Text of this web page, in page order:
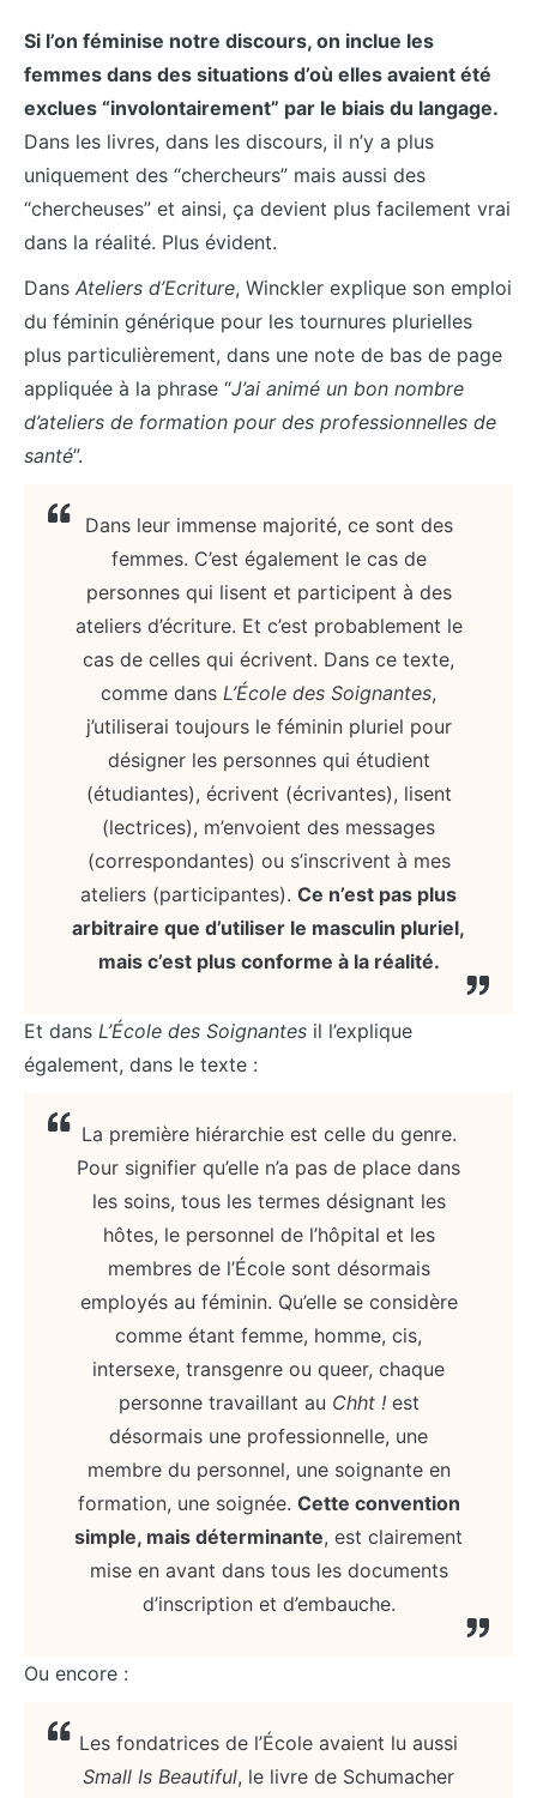
Si l’on féminise notre discours, on inclue les
femmes dans des situations d’où elles avaient été
exclues “involontairement” par le biais du langage.
Dans les livres, dans les discours, il n’y a plus
uniquement des “chercheurs” mais aussi des
“chercheuses” et ainsi, ça devient plus facilement vrai
dans la réalité. Plus évident.
Dans Ateliers d’Ecriture, Winckler explique son emploi
du féminin générique pour les tournures plurielles
plus particulièrement, dans une note de bas de page
appliquée à la phrase “J’ai animé un bon nombre
d’ateliers de formation pour des professionnelles de
santé”.
Dans leur immense majorité, ce sont des
femmes. C’est également le cas de
personnes qui lisent et participent à des
ateliers d’écriture. Et c’est probablement le
cas de celles qui écrivent. Dans ce texte,
comme dans L’École des Soignantes,
j’utiliserai toujours le féminin pluriel pour
désigner les personnes qui étudient
(étudiantes), écrivent (écrivantes), lisent
(lectrices), m’envoient des messages
(correspondantes) ou s’inscrivent à mes
ateliers (participantes). Ce n’est pas plus
arbitraire que d’utiliser le masculin pluriel,
mais c’est plus conforme à la réalité.
Et dans L’École des Soignantes il l’explique
également, dans le texte :
La première hiérarchie est celle du genre.
Pour signifier qu’elle n’a pas de place dans
les soins, tous les termes désignant les
hôtes, le personnel de l’hôpital et les
membres de l’École sont désormais
employés au féminin. Qu’elle se considère
comme étant femme, homme, cis,
intersexe, transgenre ou queer, chaque
personne travaillant au Chht !est
désormais une professionnelle, une
membre du personnel, une soignante en
formation, une soignée. Cette convention
simple, mais déterminante, est clairement
mise en avant dans tous les documents
d’inscription et d’embauche.
Ou encore :
Les fondatrices de l’École avaient lu aussi
Small Is Beautiful, le livre de Schumacher